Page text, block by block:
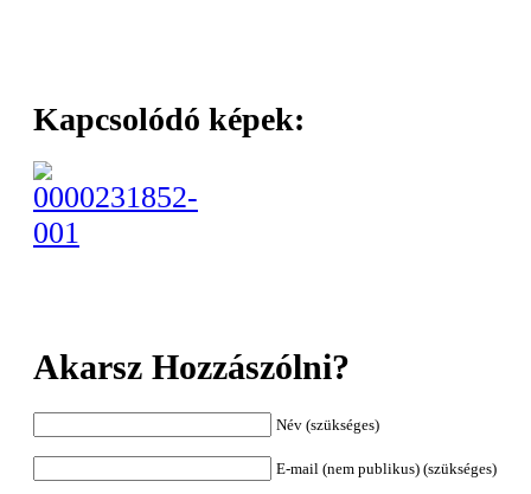
Kapcsolódó képek:
Akarsz Hozzászólni?
Név (szükséges)
E-mail (nem publikus) (szükséges)